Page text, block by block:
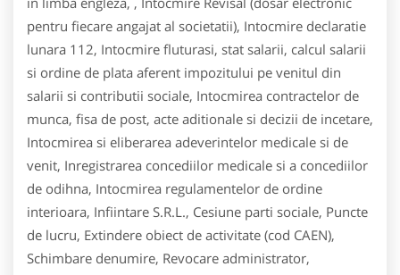
pentru fiecare angajat al societatii), Intocmire declaratie
lunara 112, Intocmire fluturasi, stat salarii, calcul salarii
si ordine de plata aferent impozitului pe venitul din
salarii si contributii sociale, Intocmirea contractelor de
munca, fisa de post, acte aditionale si decizii de incetare,
Intocmirea si eliberarea adeverintelor medicale si de
venit, Inregistrarea concediilor medicale si a concediilor
de odihna, Intocmirea regulamentelor de ordine
interioara, Infiintare S.R.L., Cesiune parti sociale, Puncte
de lucru, Extindere obiect de activitate (cod CAEN),
Schimbare denumire, Revocare administrator,